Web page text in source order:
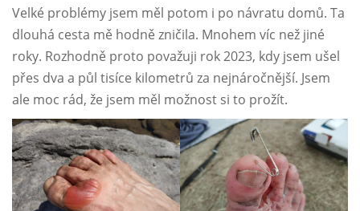
Velké problémy jsem měl potom i po návratu domů. Ta
dlouhá cesta mě hodně zničila. Mnohem víc než jiné
roky. Rozhodně proto považuji rok 2023, kdy jsem ušel
přes dva a půl tisíce kilometrů za nejnáročnější. Jsem
ale moc rád, že jsem měl možnost si to prožít.